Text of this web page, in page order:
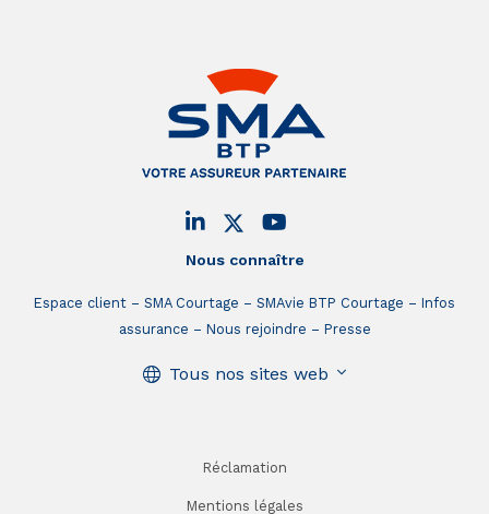
Nous connaître
Espace client SMA Courtage SMAvie BTP Courtage
Infos
assurance
Nous rejoindre Presse
Tous nos sites web
Réclamation
Mentions légales